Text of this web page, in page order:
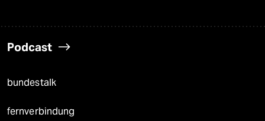
Podcast
bundestalk
fernverbindung